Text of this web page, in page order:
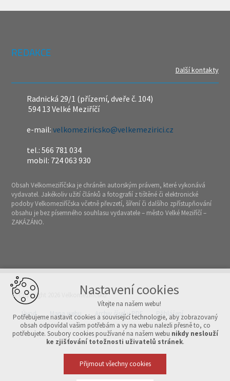
REDAKCE
Další kontakty
Radnická 29/1 (přízemí, dveře č. 104)
594 13 Velké Meziříčí
e-mail:velkomeziricsko@velkemezirici.cz
tel.: 566 781 034
mobil: 724 063 930
Obsah Velkomeziříčska je chráněn autorským právem, které vykonává
vydavatel. Jakékoliv užití článků a fotografií z tištěné či elektronické
podoby Velkomeziříčska včetně převzetí, šíření či dalšího zpřístupňování
obsahu je bez písemného souhlasu vydavatele – město Velké Meziříčí –
ZAKÁZÁNO.
© Copyright 2026 Velkomeziříčsko
Úvod Mapa webu Archiv čísel v PDF Přihlášení
Vytvořeno v xart.cz
Nastavení cookies
Vítejte na našem webu!
Potřebujeme nastavit cookies a související technologie, aby zobrazovaný
obsah odpovídal vašim potřebám a vy na webu nalezli přesně to, co
potřebujete. Soubory cookies používané na našem webu nikdy neslouží
ke zjišťování totožnosti uživatelů stránek.
Přijmout všechny cookies